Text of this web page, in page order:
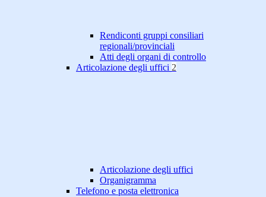
Rendiconti gruppi consiliari
regionali/provinciali
Atti degli organi di controllo
Articolazione degli uffici 2
Articolazione degli uffici
Organigramma
Telefono e posta elettronica